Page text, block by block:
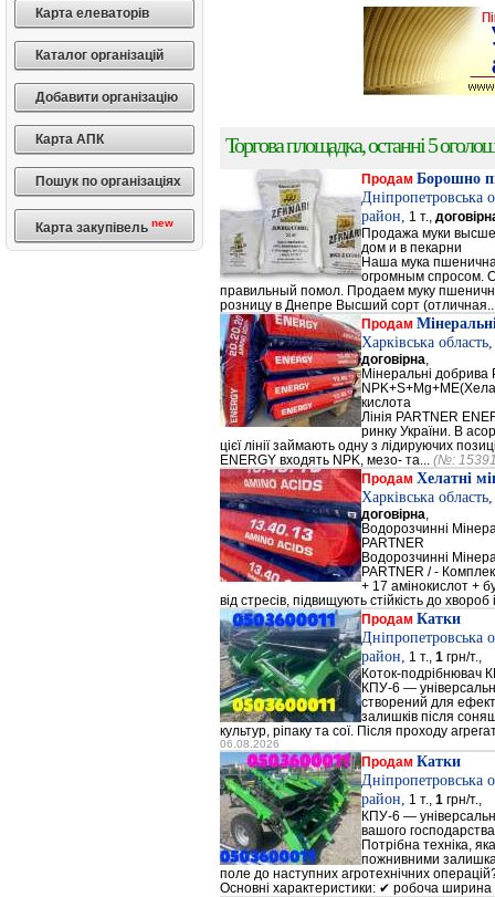
Карта елеваторів
Каталог організацій
Добавити організацію
Карта АПК
Пошук по організаціях
Карта закупівель new
Торгова площадка, останні 5
Продам Борошно
Дніпропетровська
район, 1 т.,
Продажа муки
дом и в пекарни
Наша мука
огромным спросом.
правильный помол. Продаем муку
розницу в Днепре Высший сорт
Продам
Харківська
договірна
Мінеральні добрива
кислота
Лінія PARTNER
ринку України. В
цієї лінії займають одну з лідируючих
ENERGY входять NPK, мезо- та... (№:
Продам Хелатні
Харківська
договірна
Водорозчинні
PARTNER
Водорозчинні
PARTNER / -
+ 17 амінокислот +
від стресів, підвищують стійкість до хвороб
Продам Катки
Дніпропетровська
район, 1 т., 1 грн/т.,
Коток-подрібнювач
КПУ-6 —
створений для
залишків після
культур, ріпаку та сої. Після проходу
06.08.2026
Продам Катки
Дніпропетровська
район, 1 т., 1 грн/т.,
КПУ-6 —
вашого господарства
Потрібна техніка,
пожнивними
поле до наступних агротехнічних
Основні характеристики: ✔ робоча